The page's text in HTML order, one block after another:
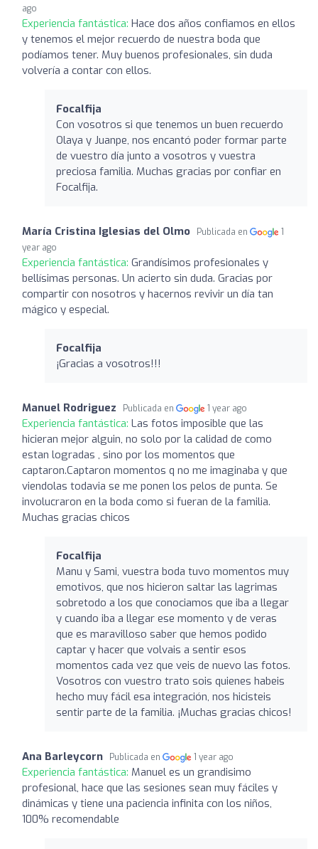
ago
Experiencia fantástica: Hace dos años confiamos en ellos
y tenemos el mejor recuerdo de nuestra boda que
podíamos tener. Muy buenos profesionales, sin duda
volvería a contar con ellos.
Focalfija
Con vosotros si que tenemos un buen recuerdo
Olaya y Juanpe, nos encantó poder formar parte
de vuestro día junto a vosotros y vuestra
preciosa familia. Muchas gracias por confiar en
Focalfija.
María Cristina Iglesias del Olmo Publicada en
1
year ago
Experiencia fantástica: Grandísimos profesionales y
bellísimas personas. Un acierto sin duda. Gracias por
compartir con nosotros y hacernos revivir un día tan
mágico y especial.
Focalfija
¡Gracias a vosotros!!!
Manuel Rodriguez Publicada en 1 year ago
Experiencia fantástica: Las fotos imposible que las
hicieran mejor alguin, no solo por la calidad de como
estan logradas , sino por los momentos que
captaron.Captaron momentos q no me imaginaba y que
viendolas todavia se me ponen los pelos de punta. Se
involucraron en la boda como si fueran de la familia.
Muchas gracias chicos
Focalfija
Manu y Sami, vuestra boda tuvo momentos muy
emotivos, que nos hicieron saltar las lagrimas
sobretodo a los que conociamos que iba a llegar
y cuando iba a llegar ese momento y de veras
que es maravilloso saber que hemos podido
captar y hacer que volvais a sentir esos
momentos cada vez que veis de nuevo las fotos.
Vosotros con vuestro trato sois quienes habeis
hecho muy fácil esa integración, nos hicisteis
sentir parte de la familia. ¡Muchas gracias chicos!
Ana Barleycorn Publicada en 1 year ago
Experiencia fantástica: Manuel es un grandisimo
profesional, hace que las sesiones sean muy fáciles y
dinámicas y tiene una paciencia infinita con los niños,
100% recomendable